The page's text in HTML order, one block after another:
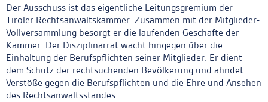
Der Ausschuss ist das eigentliche Leitungsgremium der
Tiroler Rechtsanwaltskammer. Zusammen mit der Mitglieder-
Vollversammlung besorgt er die laufenden Geschäfte der
Kammer. Der Disziplinarrat wacht hingegen über die
Einhaltung der Berufspflichten seiner Mitglieder. Er dient
dem Schutz der rechtsuchenden Bevölkerung und ahndet
Verstöße gegen die Berufspflichten und die Ehre und Ansehen
des Rechtsanwaltsstandes.